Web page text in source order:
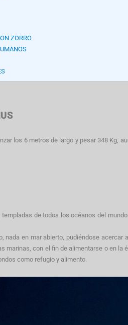
ZORRO
los 6 metros de largo y pesar 348 Kg,
de todos los océanos del
nada en mar abierto, pudiéndose acercar
marinas, con el fin de alimentarse o en la
como refugio y alimento.